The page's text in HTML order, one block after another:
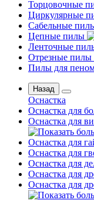
Торцовочные
Циркулярные
Сабельные
Цепные пилы
Ленточные
Отрезные пилы
Пилы для
Назад
Оснастка
Оснастка для
Оснастка для
Оснастка для
Оснастка для
Оснастка для
Оснастка для
Оснастка для